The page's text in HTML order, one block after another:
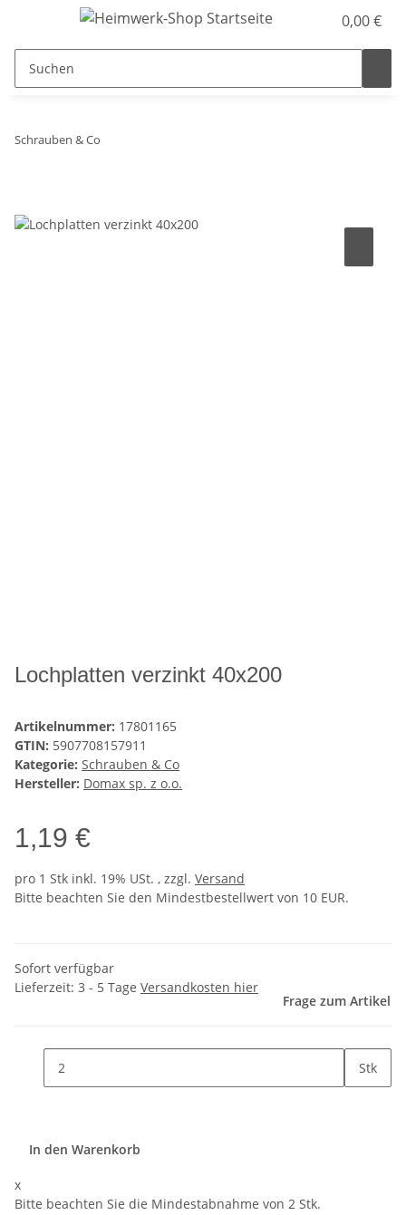
0,00 €
Schrauben & Co
Lochplatten verzinkt 40x200
Artikelnummer: 17801165
GTIN: 5907708157911
Kategorie: Schrauben & Co
Hersteller: Domax sp. z o.o.
1,19 €
pro 1 Stk inkl. 19% USt. , zzgl. Versand
Bitte beachten Sie den Mindestbestellwert von 10 EUR.
Sofort verfügbar
Lieferzeit: 3 - 5 Tage Versandkosten hier
Frage zum Artikel
Stk
In den Warenkorb
x
Bitte beachten Sie die Mindestabnahme von 2 Stk.